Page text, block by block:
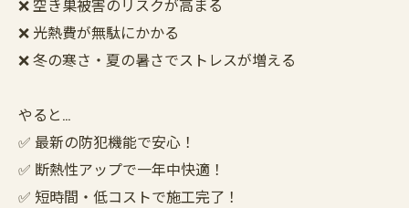
❌ 光熱費が無駄にかかる
❌ 冬の寒さ・夏の暑さでストレスが増える
やると…
✅ 最新の防犯機能で安心！
✅ 断熱性アップで一年中快適！
✅ 短時間・低コストで施工完了！